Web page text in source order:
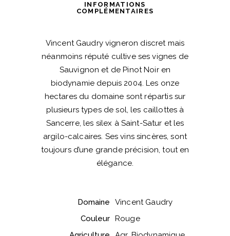
INFORMATIONS
COMPLÉMENTAIRES
Vincent Gaudry vigneron discret mais
néanmoins réputé cultive ses vignes de
Sauvignon et de Pinot Noir en
biodynamie depuis 2004. Les onze
hectares du domaine sont répartis sur
plusieurs types de sol, les caillottes à
Sancerre, les silex à Saint-Satur et les
argilo-calcaires. Ses vins sincères, sont
toujours d’une grande précision, tout en
élégance.
Domaine
Vincent Gaudry
Couleur Rouge